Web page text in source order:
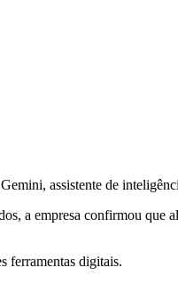
assistente de
a empresa confirmou que
ferramentas digitais.